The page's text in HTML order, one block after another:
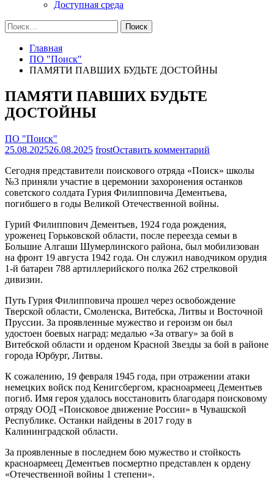
Доступная среда
Найти:
Главная
ПО "Поиск"
ПАМЯТИ ПАВШИХ БУДЬТЕ ДОСТОЙНЫ
ПАМЯТИ ПАВШИХ БУДЬТЕ
ДОСТОЙНЫ
ПО "Поиск"
25.08.202526.08.2025 frostОставить комментарий
ПАВШИХ
БУДЬТЕ
ДОСТОЙНЫ
Сегодня представители поискового отряда «Поиск» школы
№3 приняли участие в церемонии захоронения останков
советского солдата Гурия Филипповича Дементьева,
погибшего в годы Великой Отечественной войны.
Гурий Филиппович Дементьев, 1924 года рождения,
уроженец Горьковской области, после переезда семьи в
Большие Алгаши Шумерлинского района, был мобилизован
на фронт 19 августа 1942 года. Он служил наводчиком орудия
1-й батареи 788 артиллерийского полка 262 стрелковой
дивизии.
Путь Гурия Филипповича прошел через освобождение
Тверской области, Смоленска, Витебска, Литвы и Восточной
Пруссии. За проявленные мужество и героизм он был
удостоен боевых наград: медалью «За отвагу» за бой в
Витебской области и орденом Красной Звезды за бой в районе
города Юрбург, Литвы.
К сожалению, 19 февраля 1945 года, при отражении атаки
немецких войск под Кенигсбергом, красноармеец Дементьев
погиб. Имя героя удалось восстановить благодаря поисковому
отряду ООД «Поисковое движение России» в Чувашской
Республике. Останки найдены в 2017 году в
Калининградской области.
За проявленные в последнем бою мужество и стойкость
красноармеец Дементьев посмертно представлен к ордену
«Отечественной войны 1 степени».